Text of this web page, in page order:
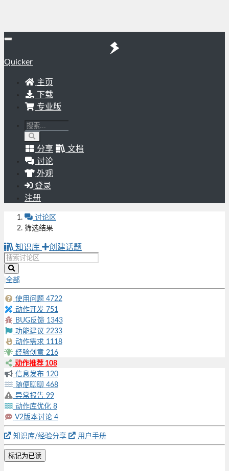
Quicker
主页
下载
专业版
分享
文档
讨论
外观
登录
注册
讨论区
筛选结果
知识库 创建话题
全部
使用问题 4722
动作开发 751
BUG反馈 1343
功能建议 2233
动作需求 1118
经验创意 216
动作推荐 108
信息发布 120
随便聊聊 468
异常报告 99
动作库优化 8
V2版本讨论 4
知识库/经验分享 用户手册
标记为已读